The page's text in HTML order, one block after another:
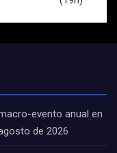
evento anual en
de 2026